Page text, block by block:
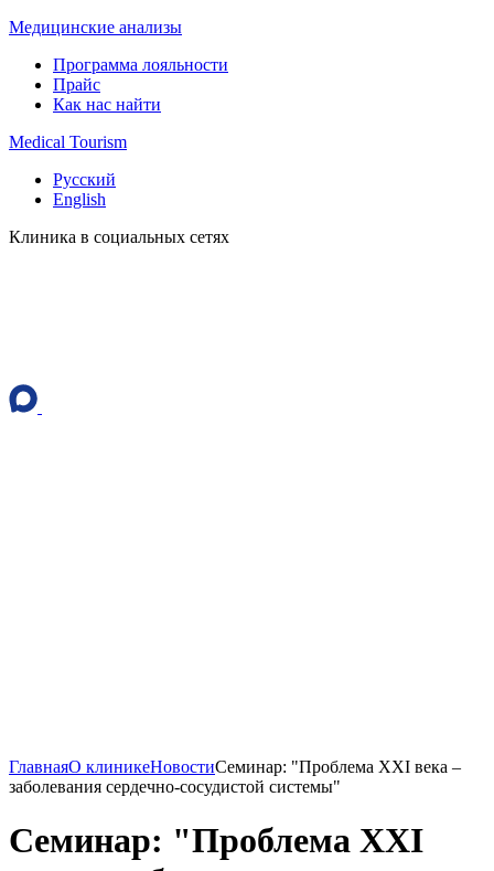
Медицинские анализы
Программа лояльности
Прайс
Как нас найти
Medical Tourism
Русский
English
Клиника в социальных сетях
ГлавнаяО клиникеНовостиСеминар: "Проблема XXI века –
заболевания сердечно-сосудистой системы"
Семинар: "Проблема XXI